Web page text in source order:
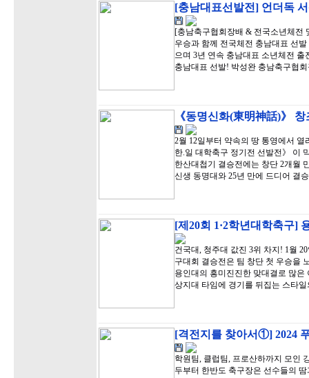
[충남대표선발전] 언더독
[충남축구협회장배 & 전국소년체전
우승과 함께 전국체전 충남대표 선
으며 3년 연속 충남대표 소년체전
충남대표 선발! 박성완 충남축구협
《동명신화(東明神話)》
2월 12일부터 약속의 땅 통영에서
한.일 대학축구 정기전 선발전》 이
한산대첩기 결승전에는 창단 2개월
신생 동명대와 25년 만에 드디어 결
[제20회 1·2학년대학축구]
건국대, 청주대 값진 3위 차지! 1월
구대회 결승전은 팀 창단 첫 우승을
용인대의 흥미진진한 맞대결로 많
상지대 타임에 경기를 뒤집는 스타
[격전지를 찾아서①] 2024
학원팀, 클럽팀, 프로산하까지 모인
두부터 한반도 축구장은 선수들의